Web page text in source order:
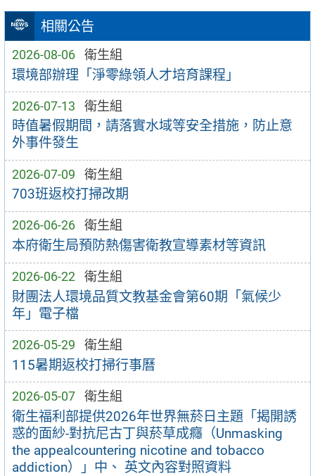
相關公告
2026-08-06 衛生組
環境部辦理「淨零綠領人才培育課程」
2026-07-13 衛生組
時值暑假期間，請落實水域等安全措施，防止意
外事件發生
2026-07-09 衛生組
703班返校打掃改期
2026-06-26 衛生組
本府衛生局預防熱傷害衛教宣導素材等資訊
2026-06-22 衛生組
財團法人環境品質文教基金會第60期「氣候少
年」電子檔
2026-05-29 衛生組
115暑期返校打掃行事曆
2026-05-07 衛生組
衛生福利部提供2026年世界無菸日主題「揭開誘
惑的面紗-對抗尼古丁與菸草成癮（Unmasking
the appealcountering nicotine and tobacco
addiction）」中、 英文內容對照資料